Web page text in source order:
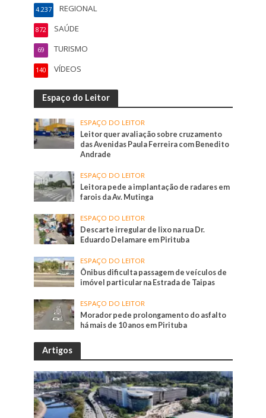
REGIONAL
4.237
SAÚDE
872
TURISMO
69
VÍDEOS
140
Espaço do Leitor
ESPAÇO DO LEITOR
Leitor quer avaliação sobre cruzamento
das Avenidas Paula Ferreira com Benedito
Andrade
ESPAÇO DO LEITOR
Leitora pede a implantação de radares em
farois da Av. Mutinga
ESPAÇO DO LEITOR
Descarte irregular de lixo na rua Dr.
Eduardo Delamare em Pirituba
ESPAÇO DO LEITOR
Ônibus dificulta passagem de veículos de
imóvel particular na Estrada de Taipas
ESPAÇO DO LEITOR
Morador pede prolongamento do asfalto
há mais de 10 anos em Pirituba
Artigos